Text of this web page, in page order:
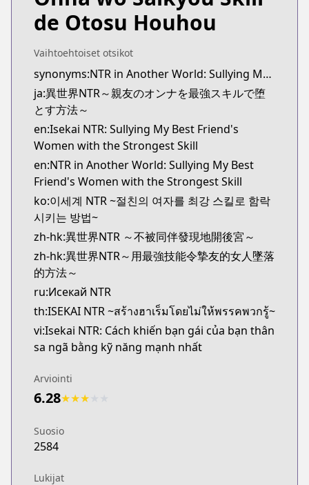
https://youngchampion.jp/series/4d29be95055a4
Kitsu
https://kitsu.app/manga/56098
CDJapan
CDJapan
https://www.anime-planet.com/manga/https://
MangaUpdates
MangaUpdates
https://www.mangaupdates.com/
novelUpdates
novelUpdates
https://www.novelupdates.com/series/isekai-ntr-
Book☆Walker
Book☆Walker
https://bookwalker.jp/series/278894/list
de Otosu Houhou
Vaihtoehtoiset otsikot
synonyms:NTR in Another World: Sullying My Best Friend's Women With the Strongest Skill
ja:異世界NTR～親友のオンナを最強スキルで堕
とす方法～
en:Isekai NTR: Sullying My Best Friend's
Women with the Strongest Skill
en:NTR in Another World: Sullying My Best
Friend's Women with the Strongest Skill
ko:이세계 NTR ~절친의 여자를 최강 스킬로 함락
시키는 방법~
zh-hk:異世界NTR ～不被同伴發現地開後宮～
zh-hk:異世界NTR～用最強技能令摯友的女人墜落
的方法～
ru:Исекай NTR
th:ISEKAI NTR ~สร้างฮาเร็มโดยไม่ให้พรรคพวกรู้~
vi:Isekai NTR: Cách khiến bạn gái của bạn thân
sa ngã bằng kỹ năng mạnh nhất
Arviointi
6.28★★★
Suosio
2584
Lukijat